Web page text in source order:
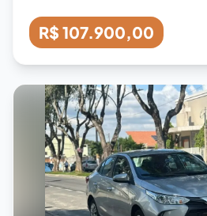
R$ 107.900,00